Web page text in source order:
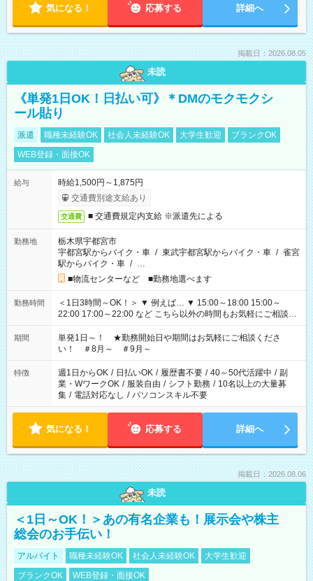
気になる！ 応募する 詳細へ
掲載日：2026.08.05
未読
《単発1日OK！日払い可》＊DMのモクモクシ
ール貼り
派遣 職種未経験OK 社会人未経験OK 大学生歓迎
ブランクOK
WEB登録・面接OK
給与
時給1,500円～1,875円
交通費別途支給あり
交通費 ■ 交通費規定内支給 ※派遣先による
勤務地
栃木県宇都宮市
宇都宮駅からバイク・車 / 東武宇都宮駅からバイク・車 / 雀宮
駅からバイク・車 / …
■物流センターなど ■勤務地選べます
勤務時間
＜1日3時間～OK！＞ ▼ 例えば… ▼ 15:00～18:00 15:00～
22:00 17:00～22:00 など こちら以外の時間もお気軽にご相談く
ださい！
期間
単発1日～！ ★勤務開始日や期間はお気軽にご相談くださ
い！ ＃8月～ ＃9月～
特徴 週1日からOK / 日払いOK / 履歴書不要 / 40～50代活躍中 / 副
業・WワークOK / 服装自由 / シフト勤務 / 10名以上の大量募
集 / 電話対応なし / パソコンスキル不要
気になる！ 応募する 詳細へ
掲載日：2026.08.06
未読
＜1日～OK！＞あの有名企業も！展示会や株主
総会のお手伝い！
アルバイト 職種未経験OK 社会人未経験OK
大学生歓迎
ブランクOK
WEB登録・面接OK